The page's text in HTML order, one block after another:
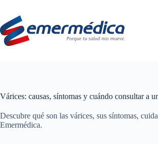
contenido
Várices: causas, síntomas y cuándo consultar a
Descubre qué son las várices, sus síntomas,
Emermédica.